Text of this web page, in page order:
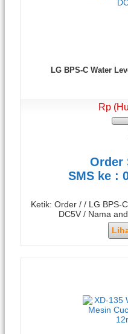
LG BPS-C Water
Rp
Order
SMS ke :
Ketik: Order / / LG BPS-
DC5V / Nama